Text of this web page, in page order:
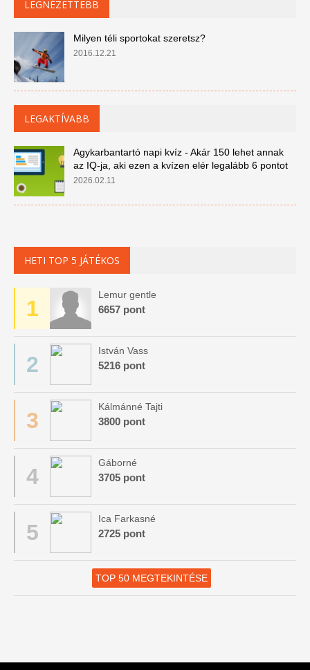
LEGNÉZETTEBB
Milyen téli sportokat szeretsz?
2016.12.21
LEGAKTÍVABB
Agykarbantartó napi kvíz - Akár 150 lehet annak
az IQ-ja, aki ezen a kvízen elér legalább 6 pontot
2026.02.11
HETI TOP 5 JÁTÉKOS
1
Lemur gentle
6657 pont
2
István Vass
5216 pont
3
Kálmánné Tajti
3800 pont
4
Gáborné
3705 pont
5
Ica Farkasné
2725 pont
TOP 50 MEGTEKINTÉSE